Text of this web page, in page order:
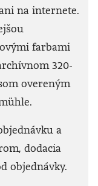
na internete.
farbami
320-
overeným
a
dodacia
objednávky.